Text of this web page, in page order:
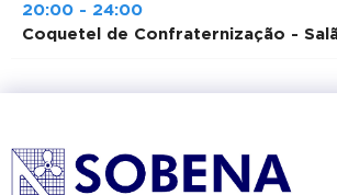
20:00 - 24:00
Coquetel de Confraternização -